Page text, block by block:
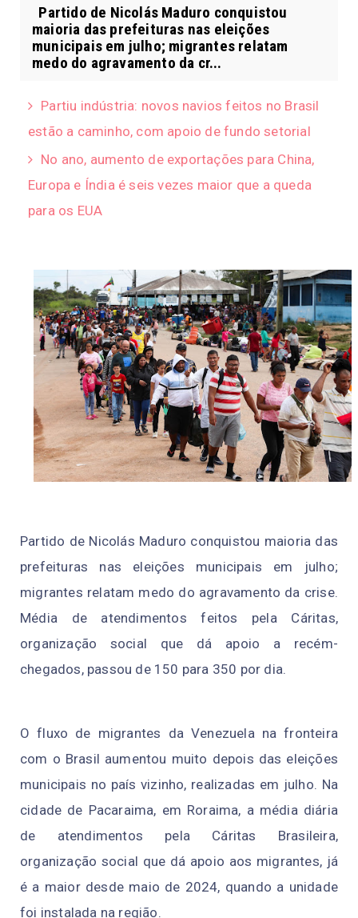
Partido de Nicolás Maduro conquistou
maioria das prefeituras nas eleições
municipais em julho; migrantes relatam
medo do agravamento da cr...
Partiu indústria: novos navios feitos no Brasil
estão a caminho, com apoio de fundo setorial
No ano, aumento de exportações para China,
Europa e Índia é seis vezes maior que a queda
para os EUA
Partido de Nicolás Maduro conquistou maioria das
prefeituras nas eleições municipais em julho;
migrantes relatam medo do agravamento da crise.
Média de atendimentos feitos pela Cáritas,
organização social que dá apoio a recém-
chegados, passou de 150 para 350 por dia.
O fluxo de migrantes da Venezuela na fronteira
com o Brasil aumentou muito depois das eleições
municipais no país vizinho, realizadas em julho. Na
cidade de Pacaraima, em Roraima, a média diária
de atendimentos pela Cáritas Brasileira,
organização social que dá apoio aos migrantes, já
é a maior desde maio de 2024, quando a unidade
foi instalada na região.